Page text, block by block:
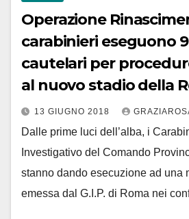
Operazione
carabinieri eseguono
cautelari per
al nuovo stadio della
13 GIUGNO 2018
Dalle prime luci dell’alba, i
Investigativo del Comando
stanno dando esecuzione ad una
emessa dal G.I.P. di Roma nei